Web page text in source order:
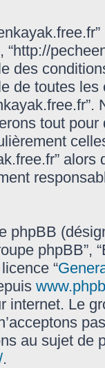
“http://
des
de toutes
tout
“
internet. Le
au sujet de
.